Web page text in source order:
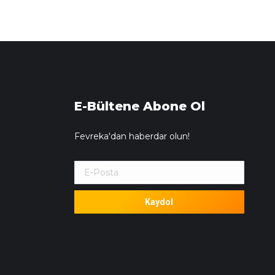
E-Bültene Abone Ol
Fevreka'dan haberdar olun!